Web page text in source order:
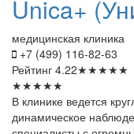
Unica+
медицинская клиника
+7 (499) 116-82-63
Рейтинг 4.22★★★★★
★★★★★
В клинике ведется
динамическое